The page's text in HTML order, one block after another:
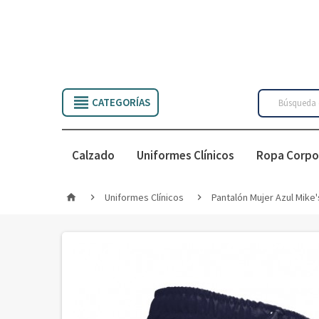
 CATEGORÍAS
Calzado Uniformes Clínicos Ropa
  Uniformes Clínicos  Pantalón Mujer Azul